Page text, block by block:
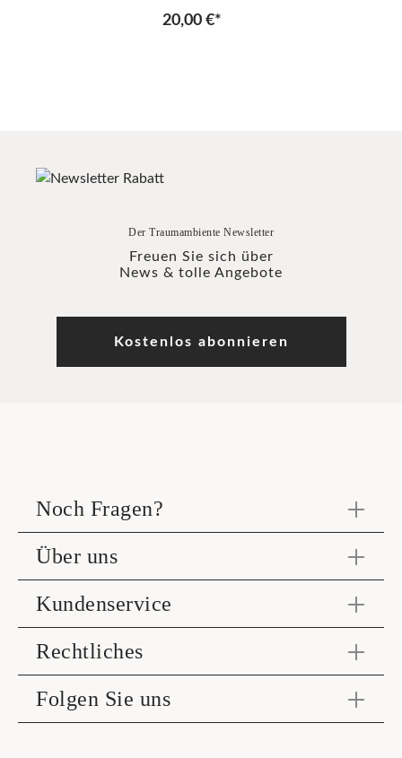
20,00 €*
Der Traumambiente Newsletter
Freuen Sie sich über
News & tolle Angebote
Kostenlos abonnieren
Noch Fragen?
Über uns
Kundenservice
Rechtliches
Folgen Sie uns